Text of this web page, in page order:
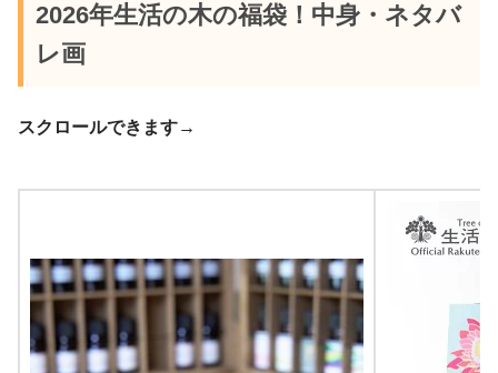
2026年生活の木の福袋！中身・ネタバ
レ画
スクロールできます→